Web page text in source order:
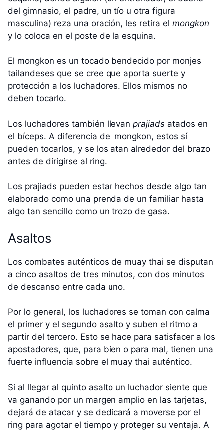
del gimnasio, el padre, un tío u otra figura
masculina) reza una oración, les retira el mongkon
y lo coloca en el poste de la esquina.
El mongkon es un tocado bendecido por monjes
tailandeses que se cree que aporta suerte y
protección a los luchadores. Ellos mismos no
deben tocarlo.
Los luchadores también llevan prajiads atados en
el bíceps. A diferencia del mongkon, estos sí
pueden tocarlos, y se los atan alrededor del brazo
antes de dirigirse al ring.
Los prajiads pueden estar hechos desde algo tan
elaborado como una prenda de un familiar hasta
algo tan sencillo como un trozo de gasa.
Asaltos
Los combates auténticos de muay thai se disputan
a cinco asaltos de tres minutos, con dos minutos
de descanso entre cada uno.
Por lo general, los luchadores se toman con calma
el primer y el segundo asalto y suben el ritmo a
partir del tercero. Esto se hace para satisfacer a los
apostadores, que, para bien o para mal, tienen una
fuerte influencia sobre el muay thai auténtico.
Si al llegar al quinto asalto un luchador siente que
va ganando por un margen amplio en las tarjetas,
dejará de atacar y se dedicará a moverse por el
ring para agotar el tiempo y proteger su ventaja. A